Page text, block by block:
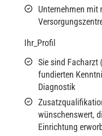
Unternehmen mit
Ihr_Profil
Sie sind
fundierten
Diagnostik
wünschenswert,
Einrichtung